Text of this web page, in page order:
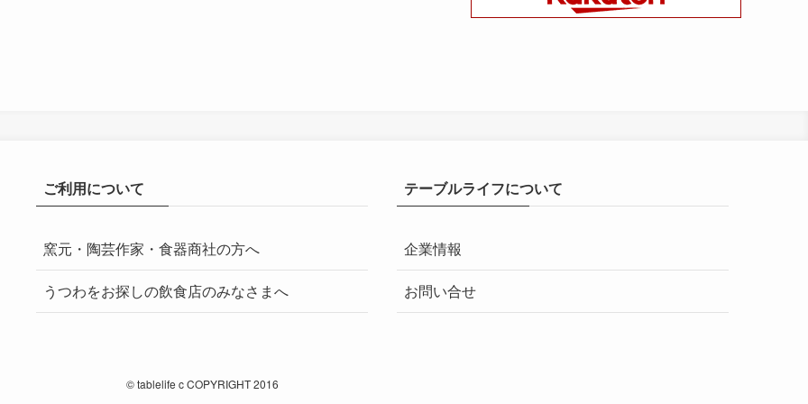
ご利用について
窯元・陶芸作家・食器商社の方へ
うつわをお探しの飲食店のみなさまへ
テーブルライフについて
企業情報
お問い合せ
©tablelife c COPYRIGHT 2016